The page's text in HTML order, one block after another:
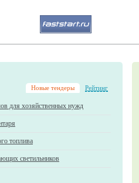
Новые тендеры Рейтинг
для хозяйственных нужд
топлива
светильников